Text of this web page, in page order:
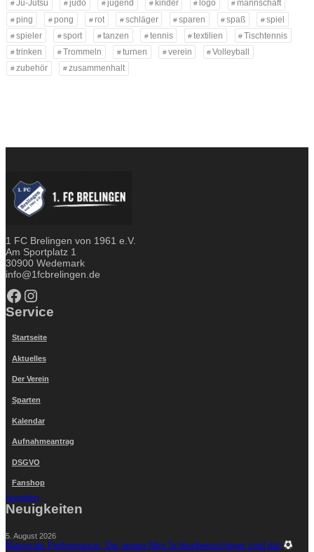
Ju-Jutsu
judo jugend kinder logo
mannschaft
ping
pong rot schläger sparen spaß
spiel
spieler
sport tanzen tennis textilien
Tischtennis
trinken
Trommeln turnen verein
Volleyball
zubehör
zusammenhalt
1 FC Brelingen von 1961 e.V.
Am Sportplatz 1
30900 Wedemark
info@1fcbrelingen.de
Facebook Instagram
Service
Startseite
Aktuelles
Der Verein
Sparten
Kalendar
Aufnahmeantrag
DSGVO
Fanshop
Anmelden
Neuigkeiten
5. August 2026
Maximale Performance: Die neuen Mini Schienbeinschoner sind da!